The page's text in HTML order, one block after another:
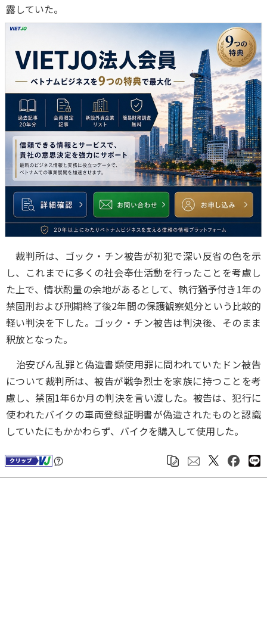
露していた。
裁判所は、ゴック・チン被告が初犯で深い反省の色を示
し、これまでに多くの社会奉仕活動を行ったことを考慮し
た上で、情状酌量の余地があるとして、執行猶予付き1年の
禁固刑および刑期終了後2年間の保護観察処分という比較的
軽い判決を下した。ゴック・チン被告は判決後、そのまま
釈放となった。
治安びん乱罪と偽造書類使用罪に問われていたドン被告
について裁判所は、被告が戦争烈士を家族に持つことを考
慮し、禁固1年6か月の判決を言い渡した。被告は、犯行に
使われたバイクの車両登録証明書が偽造されたものと認識
していたにもかかわらず、バイクを購入して使用した。